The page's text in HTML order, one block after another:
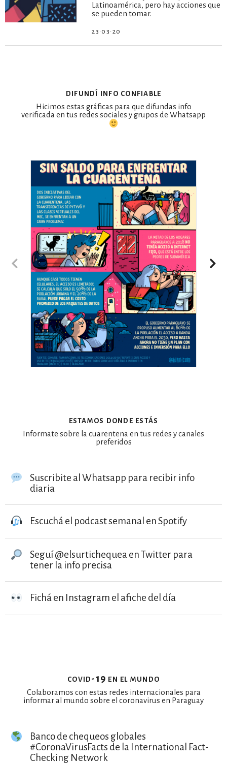
Latinoamérica, pero hay acciones que
se pueden tomar.
23·03·20
difundí info confiable
Hicimos estas gráficas para que difundas info
verificada en tus redes sociales y grupos de Whatsapp
estamos donde estás
Informate sobre la cuarentena en tus redes y canales
preferidos
Suscribite al Whatsapp para recibir info
diaria
Escuchá el podcast semanal en Spotify
Seguí @elsurtichequea en Twitter para
tener la info precisa
Fichá en Instagram el afiche del día
covid-19 en el mundo
Colaboramos con estas redes internacionales para
informar al mundo sobre el coronavirus en Paraguay
Banco de chequeos globales
#CoronaVirusFacts de la International Fact-
Checking Network